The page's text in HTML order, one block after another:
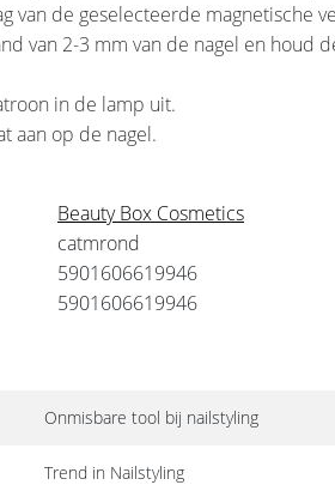
van de geselecteerde magnetische
van 2-3 mm van de nagel en houd
in de lamp uit.
aan op de nagel.
Beauty Box Cosmetics
catmrond
5901606619946
5901606619946
Onmisbare tool bij nailstyling
Trend in Nailstyling
Beauty Box Cosmetics
Wijnrode Stempellak 10Ml Nr.
€6,50